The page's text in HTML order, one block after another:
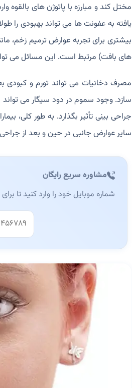
مختل کند و مبارزه با پاتوژن های
یافته به عفونت ها می تواند بهبودی را
بیشتری برای تجربه عوارض ترمیم زخم،
‌های بافت) مرتبط است. این مسائل می
مصرف دخانیات می تواند تورم و کبودی
سازد. وجود سموم در دود سیگار می تواند
جراحی بینی تأثیر بگذارد. به طور
سایر عوارض جانبی در حین و بعد از
مشاوره سریع رایگان
شماره موبایل خود را وارد کنید تا
وب‌سایت (این فیلد را خالی بگذارید)